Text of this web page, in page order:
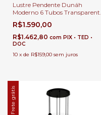
Lustre Pendente Dunáh
Moderno 6 Tubos Transparente
Para Escadas e Casas Pé Direito
Duplo e Alto.
R$1.590,00
R$1.462,80 com PIX • TED •
DOC
10 x de R$159,00 sem juros
Frete grátis